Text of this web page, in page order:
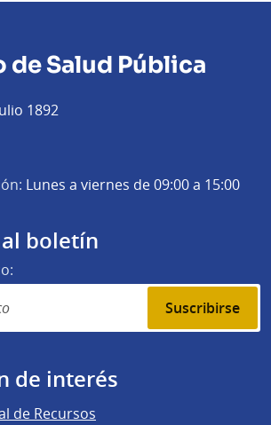
Salud Pública
1892
Lunes a viernes de 09:00 a 15:00
boletín
Suscribirse
de interés
de Recursos